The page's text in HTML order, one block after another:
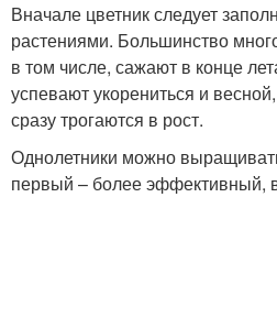
Вначале цветник следует
растениями. Большинство
в том числе, сажают в конце
успевают укорениться и
сразу трогаются в рост.
Однолетники можно
первый – более эффективный,